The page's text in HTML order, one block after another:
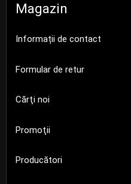
Magazin
Informații de contact
Formular de retur
Cărţi noi
Promoţii
Producători